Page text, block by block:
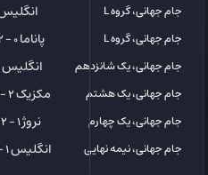
جام جهانی، گروه L
جام جهانی، گروه L
پاناما0 - 2
جام جهانی، یک شانزدهم
انگلیس
جام جهانی، یک هشتم
مکزیک2 - 3
جام جهانی، یک چهارم
نروژ1 - 2
جام جهانی، نیمه نهایی
انگلیس1 - 2